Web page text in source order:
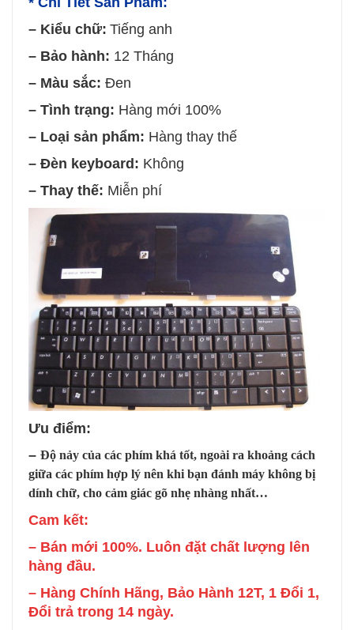
– Kiểu chữ: Tiếng anh
– Bảo hành: 12 Tháng
– Màu sắc: Đen
– Tình trạng: Hàng mới 100%
– Loại sản phẩm: Hàng thay thế
– Đèn keyboard: Không
– Thay thế: Miễn phí
Ưu điểm:
– Độ nảy của các phím khá tốt, ngoài ra khoảng cách
giữa các phím hợp lý nên khi bạn đánh máy không bị
dính chữ, cho cảm giác gõ nhẹ nhàng nhất…
Cam kết:
– Bán mới 100%. Luôn đặt chất lượng lên
hàng đầu.
– Hàng Chính Hãng, Bảo Hành 12T, 1 Đổi 1,
Đổi trả trong 14 ngày.